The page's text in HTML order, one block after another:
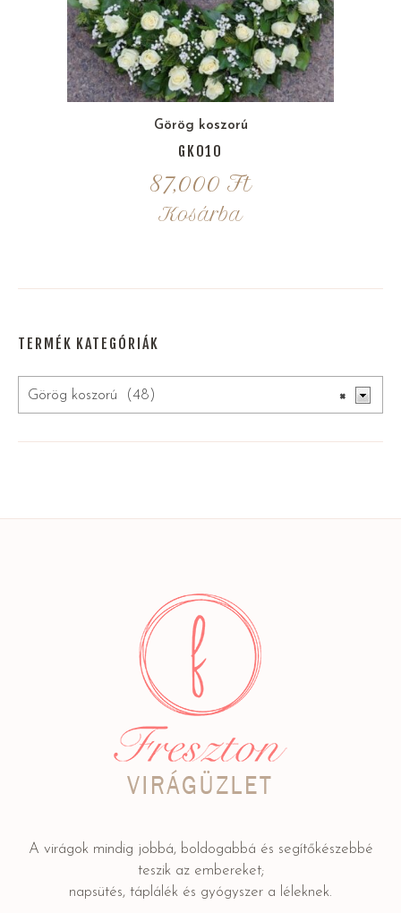
Görög koszorú
GK010
87,000 Ft
Kosárba
TERMÉK KATEGÓRIÁK
×
Görög koszorú (48)
A virágok mindig jobbá, boldogabbá és segítőkészebbé
teszik az embereket;
napsütés, táplálék és gyógyszer a léleknek.